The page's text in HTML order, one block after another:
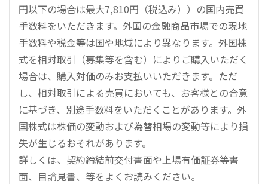
円以下の場合は最大7,810円（税込み））の国内売買
手数料をいただきます。外国の金融商品市場での現地
手数料や税金等は国や地域により異なります。外国株
式を相対取引（募集等を含む）によりご購入いただく
場合は、購入対価のみお支払いいただきます。ただ
し、相対取引による売買においても、お客様との合意
に基づき、別途手数料をいただくことがあります。外
国株式は株価の変動および為替相場の変動等により損
失が生じるおそれがあります。
詳しくは、契約締結前交付書面や上場有価証券等書
面、目論見書、等をよくお読みください。